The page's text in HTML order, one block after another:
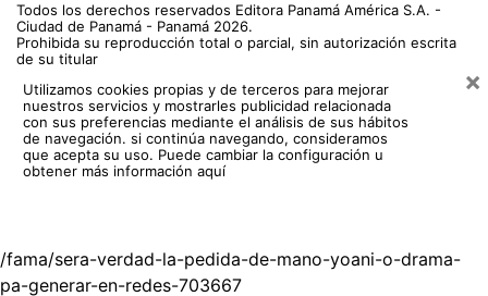
Todos los derechos reservados Editora Panamá América S.A. -
Ciudad de Panamá - Panamá 2026.
Prohibida su reproducción total o parcial, sin autorización escrita
de su titular
Utilizamos cookies propias y de terceros para mejorar
nuestros servicios y mostrarles publicidad relacionada
con sus preferencias mediante el análisis de sus hábitos
de navegación. si continúa navegando, consideramos
que acepta su uso. Puede cambiar la configuración u
obtener más información aquí
×
/fama/sera-verdad-la-pedida-de-mano-yoani-o-drama-
pa-generar-en-redes-703667